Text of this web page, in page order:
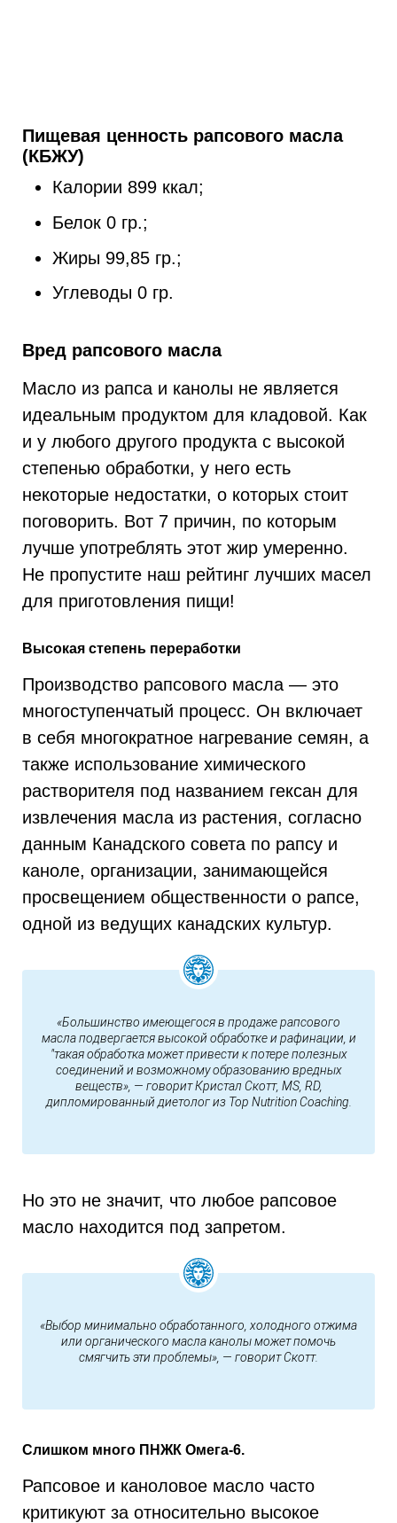
Пищевая ценность рапсового масла
(КБЖУ)
Калории 899 ккал;
Белок 0 гр.;
Жиры 99,85 гр.;
Углеводы 0 гр.
Вред рапсового масла
Масло из рапса и канолы не является
идеальным продуктом для кладовой. Как
и у любого другого продукта с высокой
степенью обработки, у него есть
некоторые недостатки, о которых стоит
поговорить. Вот 7 причин, по которым
лучше употреблять этот жир умеренно.
Не пропустите наш рейтинг лучших масел
для приготовления пищи!
Высокая степень переработки
Производство рапсового масла — это
многоступенчатый процесс. Он включает
в себя многократное нагревание семян, а
также использование химического
растворителя под названием гексан для
извлечения масла из растения, согласно
данным Канадского совета по рапсу и
каноле, организации, занимающейся
просвещением общественности о рапсе,
одной из ведущих канадских культур.
«Большинство имеющегося в продаже рапсового
масла подвергается высокой обработке и рафинации, и
"такая обработка может привести к потере полезных
соединений и возможному образованию вредных
веществ», — говорит Кристал Скотт, MS, RD,
дипломированный диетолог из Top Nutrition Coaching.
Но это не значит, что любое рапсовое
масло находится под запретом.
«Выбор минимально обработанного, холодного отжима
или органического масла канолы может помочь
смягчить эти проблемы», — говорит Скотт.
Слишком много ПНЖК Омега-6.
Рапсовое и каноловое масло часто
критикуют за относительно высокое